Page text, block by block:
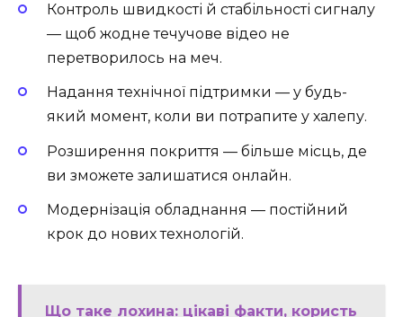
Контроль швидкості й стабільності сигналу
— щоб жодне течучове відео не
перетворилось на меч.
Надання технічної підтримки — у будь-
який момент, коли ви потрапите у халепу.
Розширення покриття — більше місць, де
ви зможете залишатися онлайн.
Модернізація обладнання — постійний
крок до нових технологій.
Що таке лохина: цікаві факти, користь